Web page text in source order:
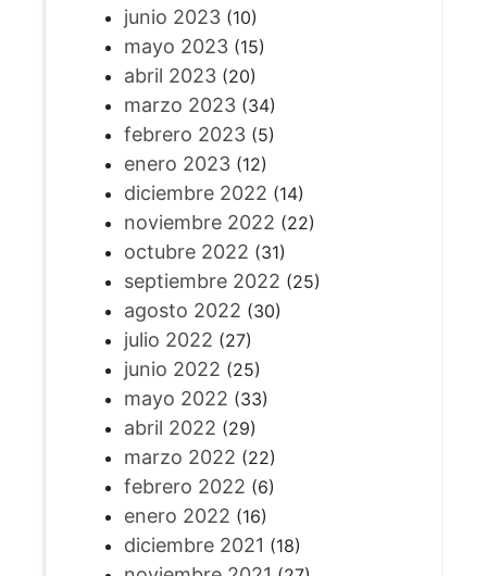
junio 2023(10)
mayo 2023(15)
abril 2023(20)
marzo 2023(34)
febrero 2023(5)
enero 2023(12)
diciembre 2022 (14)
noviembre 2022 (22)
octubre 2022 (31)
septiembre 2022 (25)
agosto 2022 (30)
julio 2022 (27)
junio 2022 (25)
mayo 2022 (33)
abril 2022 (29)
marzo 2022 (22)
febrero 2022 (6)
enero 2022 (16)
diciembre 2021 (18)